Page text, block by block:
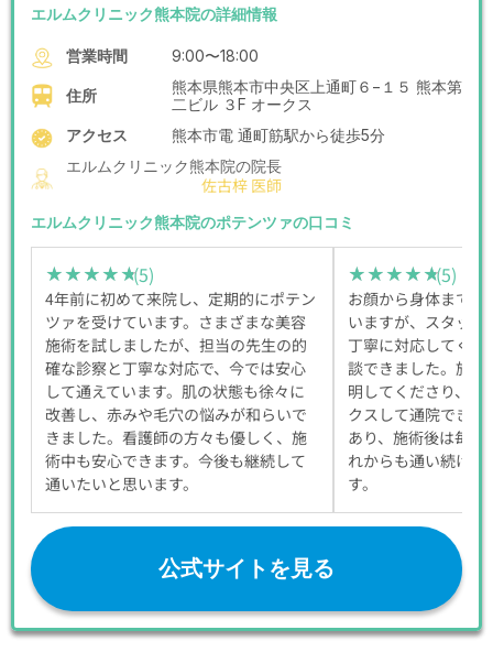
エルムクリニック熊本院の詳細情報
営業時間 9:00〜18:00
住所
熊本県熊本市中央区上通町６−１５ 熊本第
二ビル ３F オークス
アクセス
熊本市電 通町筋駅から徒歩5分
エルムクリニック熊本院の院長
佐古梓 医師
エルムクリニック熊本院のポテンツァの口コミ
★★★★★
★★★★★(5)
4年前に初めて来院し、定期的にポテン
ツァを受けています。さまざまな美容
施術を試しましたが、担当の先生の的
確な診察と丁寧な対応で、今では安心
して通えています。肌の状態も徐々に
改善し、赤みや毛穴の悩みが和らいで
きました。看護師の方々も優しく、施
術中も安心できます。今後も継続して
通いたいと思います。
★★★★★
★★★★★(5)
お顔から身体まで
いますが、スタッフ
丁寧に対応してく
談できました。施術
明してくださり、毎
クスして通院できて
あり、施術後は毎回
れからも通い続けた
す。
公式サイトを見る